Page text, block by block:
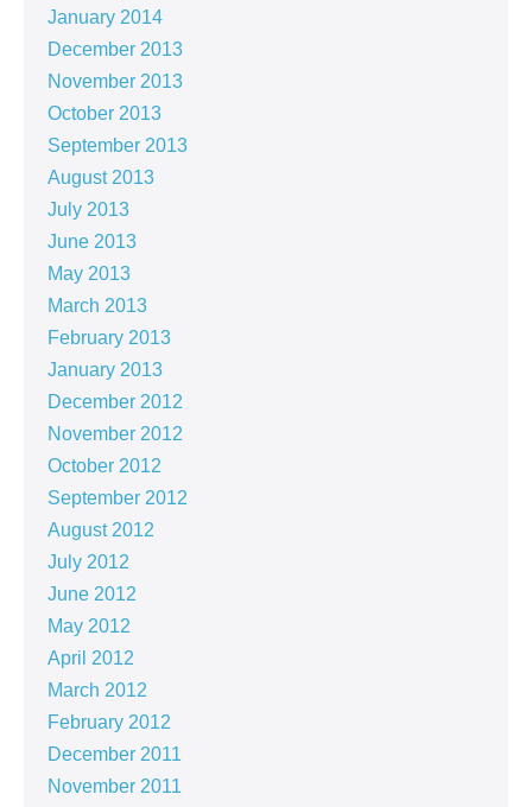
January 2014
December 2013
November 2013
October 2013
September 2013
August 2013
July 2013
June 2013
May 2013
March 2013
February 2013
January 2013
December 2012
November 2012
October 2012
September 2012
August 2012
July 2012
June 2012
May 2012
April 2012
March 2012
February 2012
December 2011
November 2011